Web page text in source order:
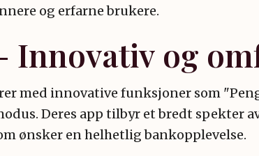
og erfarne brukere.
Innovativ og
med innovative funksjoner som
Deres app tilbyr et bredt spekter
ønsker en helhetlig bankopplevelse.